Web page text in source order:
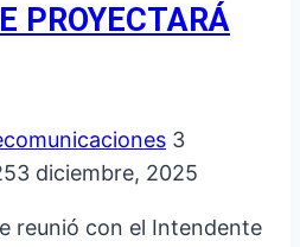
PROYECTARÁ
3
3 diciembre, 2025
reunió con el Intendente